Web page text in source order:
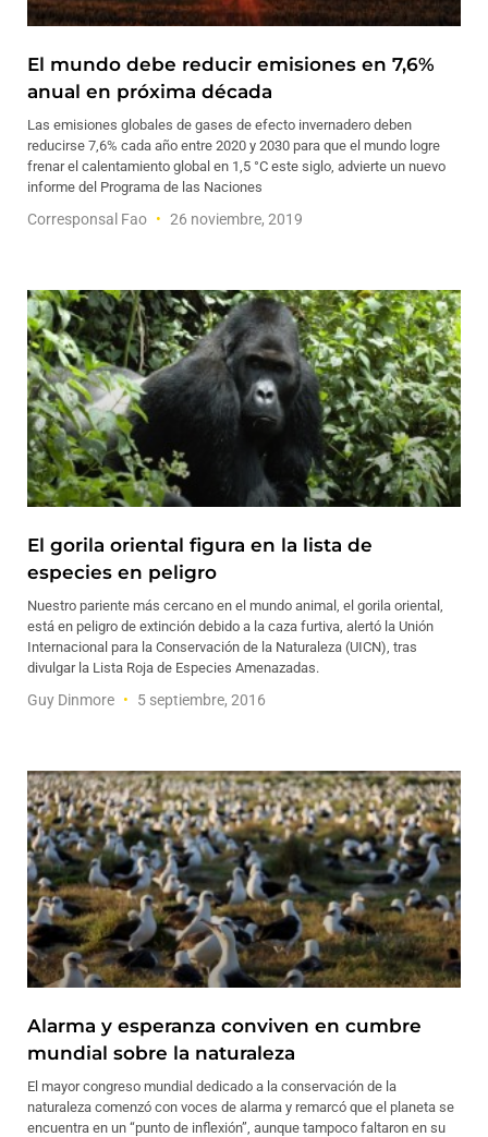
El mundo debe reducir emisiones en 7,6%
anual en próxima década
Las emisiones globales de gases de efecto invernadero deben
reducirse 7,6% cada año entre 2020 y 2030 para que el mundo logre
frenar el calentamiento global en 1,5 °C este siglo, advierte un nuevo
informe del Programa de las Naciones
Corresponsal Fao 26 noviembre, 2019
El gorila oriental figura en la lista de
especies en peligro
Nuestro pariente más cercano en el mundo animal, el gorila oriental,
está en peligro de extinción debido a la caza furtiva, alertó la Unión
Internacional para la Conservación de la Naturaleza (UICN), tras
divulgar la Lista Roja de Especies Amenazadas.
Guy Dinmore 5 septiembre, 2016
Alarma y esperanza conviven en cumbre
mundial sobre la naturaleza
El mayor congreso mundial dedicado a la conservación de la
naturaleza comenzó con voces de alarma y remarcó que el planeta se
encuentra en un “punto de inflexión”, aunque tampoco faltaron en su